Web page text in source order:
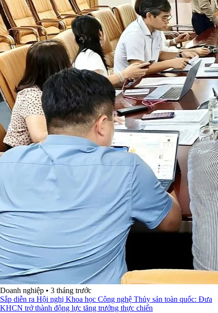
Doanh nghiệp • 3 tháng trước
Sắp diễn ra Hội nghị Khoa học Công nghệ Thủy sản toàn quốc: Đưa
KHCN trở thành động lực tăng trưởng thực chiến